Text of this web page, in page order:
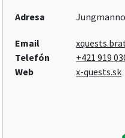
Adresa
Email
Telefón
+421 919
Web
x-quests.sk